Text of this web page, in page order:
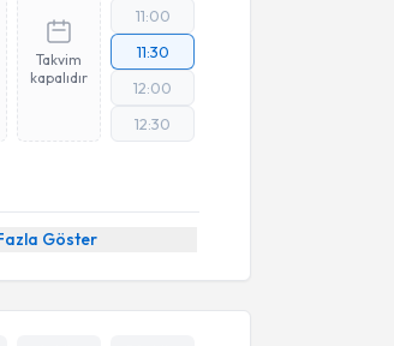
Takvim
kapalıdır
11:00
11:30
12:00
12:30
Göster